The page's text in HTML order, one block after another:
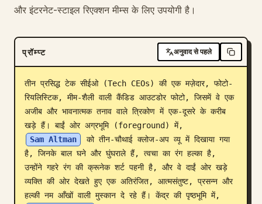
डाउनलोड
ब्लॉग
अपडेट
और इंटरनेट-स्टाइल रिएक्शन मीम्स के लिए उपयोगी है।
प्रॉम्प्ट अनुवाद से पहले
तीन प्रसिद्ध टेक सीईओ (Tech CEOs) की एक मज़ेदार, फोटो-
रियलिस्टिक, मीम-शैली वाली कैंडिड आउटडोर फोटो, जिसमें वे एक
अजीब और भावनात्मक तनाव वाले त्रिकोण में एक-दूसरे के करीब
खड़े हैं। बाईं ओर अग्रभूमि (foreground) में,
Sam Altman
को तीन-चौथाई क्लोज-अप व्यू में दिखाया गया
है, जिनके बाल घने और घुंघराले हैं, त्वचा का रंग हल्का है,
उन्होंने गहरे रंग की क्रूनेक शर्ट पहनी है, और वे दाईं ओर खड़े
व्यक्ति की ओर देखते हुए एक अतिरंजित, आत्मसंतुष्ट, प्रसन्न और
हल्की नम आँखों वाली मुस्कान दे रहे हैं। केंद्र की पृष्ठभूमि में,